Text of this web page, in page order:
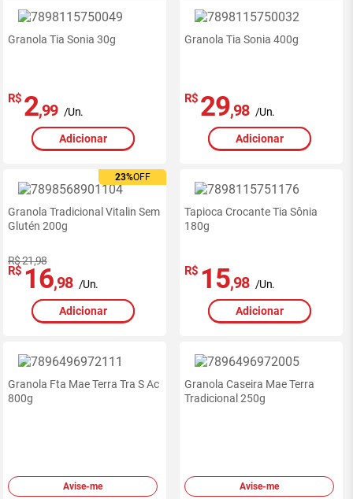
Granola Tia Sonia 30g
R$ 2,99 /Un.
Adicionar
Granola Tia Sonia 400g
R$ 29,98 /Un.
Adicionar
23%OFF
Granola Tradicional Vitalin Sem
Glutén 200g
R$ 21,98
R$ 16,98 /Un.
Adicionar
Tapioca Crocante Tia Sônia
180g
R$ 15,98 /Un.
Adicionar
Granola Fta Mae Terra Tra S Ac
800g
Avise-me
Granola Caseira Mae Terra
Tradicional 250g
Avise-me